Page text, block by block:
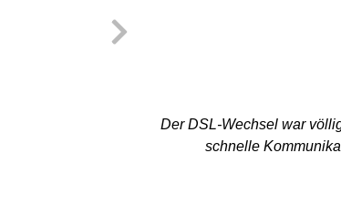
Der DSL-Wechsel war
schnelle